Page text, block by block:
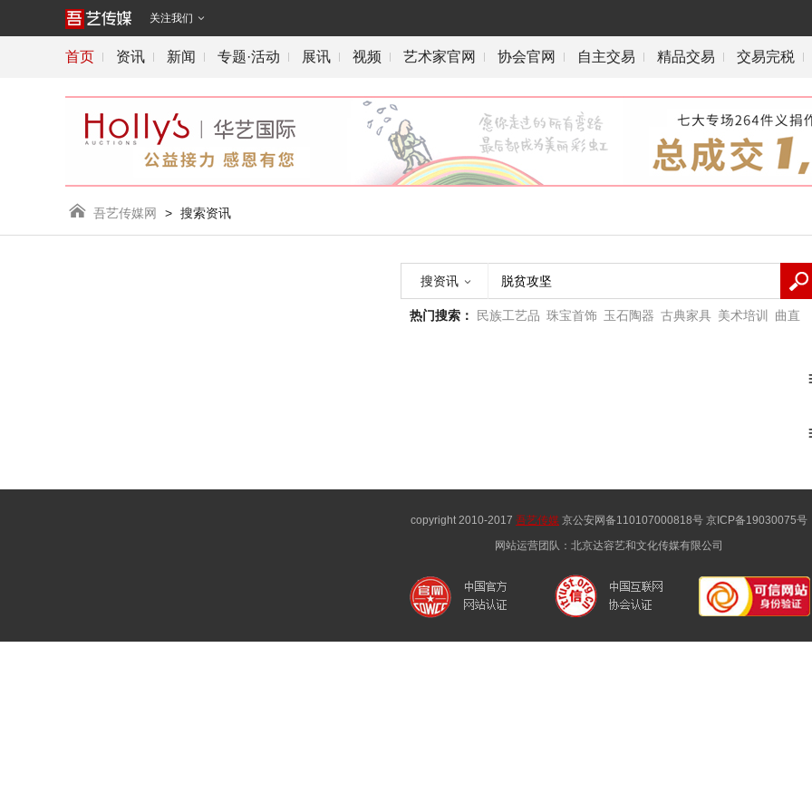
关注我们 
首页 资讯 新闻 专题·活动 展讯 视频 艺术家官网 协会官网 自主交易 精品交易 交易完税
吾艺传媒网
 > 搜索资讯
搜资讯 
热门搜索： 民族工艺品 珠宝首饰 玉石陶器 古典家具 美术培训 曲直
copyright 2010-2017 吾艺传媒 京公安网备110107000818号 京ICP备19030075号
网站运营团队：北京达容艺和文化传媒有限公司